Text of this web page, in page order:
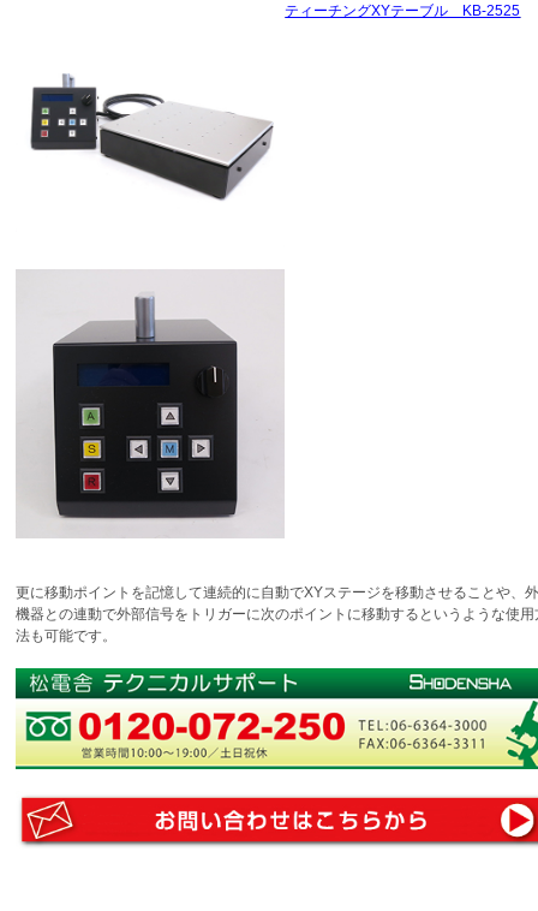
ティーチングXYテーブル KB-2525
更に移動ポイントを記憶して連続的に自動でXYステージを移動させることや、
機器との連動で外部信号をトリガーに次のポイントに移動するというような使用
法も可能です。